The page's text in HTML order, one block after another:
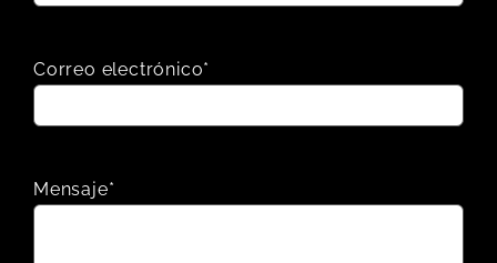
Correo electrónico*
Mensaje*